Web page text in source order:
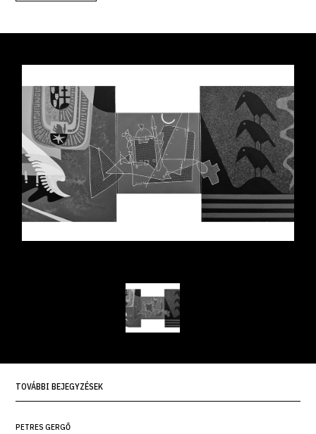
TOVÁBBI BEJEGYZÉSEK
PETRES GERGŐ